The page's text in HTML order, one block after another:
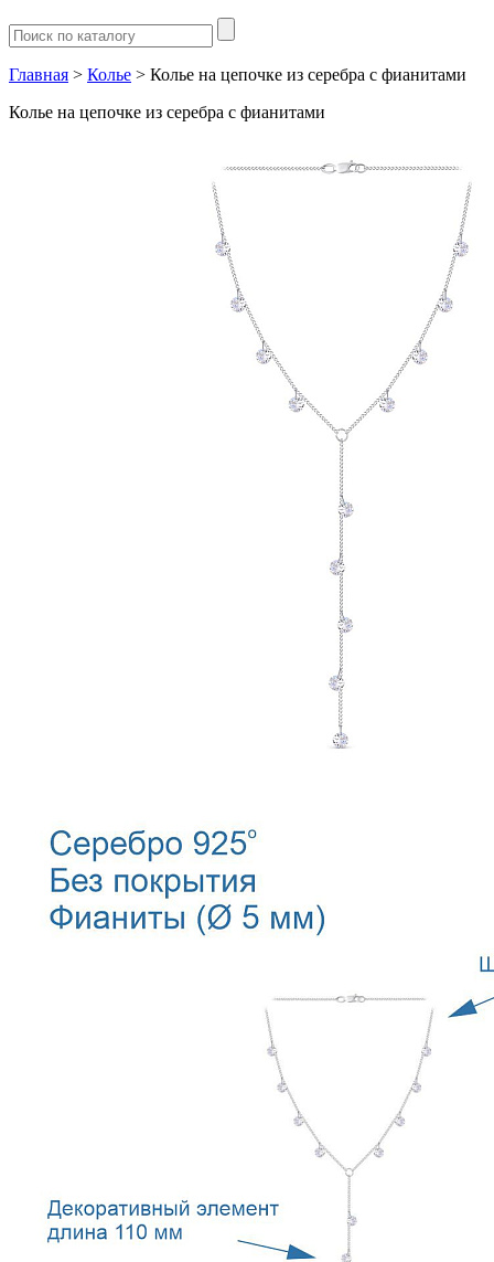
Главная > Колье > Колье на цепочке из серебра с фианитами
Колье на цепочке из серебра с фианитами